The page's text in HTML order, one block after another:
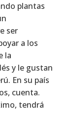
plantas
ser
a los
la
y le gustan
En su país
cuenta.
tendrá